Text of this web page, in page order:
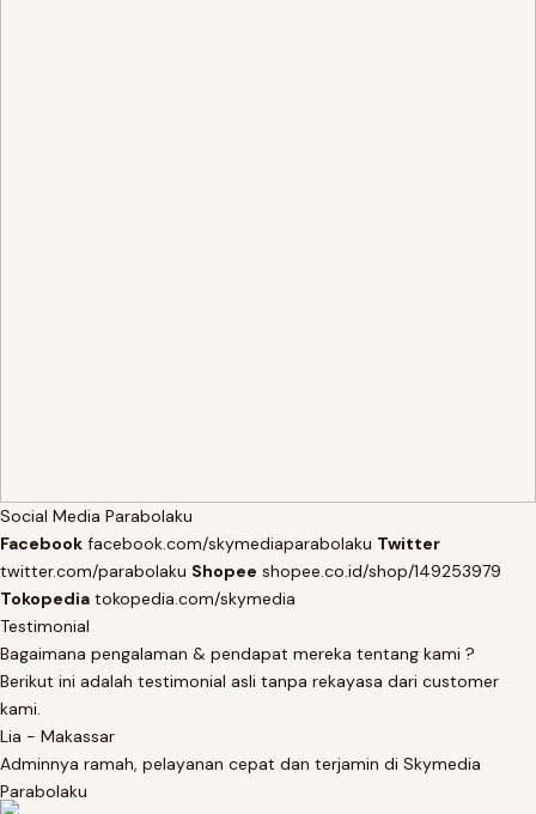
Social Media Parabolaku
Facebook facebook.com/skymediaparabolaku Twitter
twitter.com/parabolaku Shopee shopee.co.id/shop/149253979
Tokopedia tokopedia.com/skymedia
Testimonial
Bagaimana pengalaman & pendapat mereka tentang kami ?
Berikut ini adalah testimonial asli tanpa rekayasa dari customer
kami.
Lia - Makassar
Adminnya ramah, pelayanan cepat dan terjamin di Skymedia
Parabolaku